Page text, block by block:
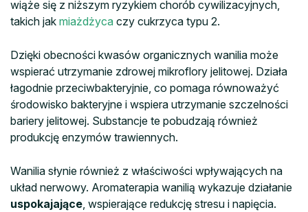
wiąże się z niższym ryzykiem chorób cywilizacyjnych,
takich jak miażdżyca czy cukrzyca typu 2.
Dzięki obecności kwasów organicznych wanilia może
wspierać utrzymanie zdrowej mikroflory jelitowej. Działa
łagodnie przeciwbakteryjnie, co pomaga równoważyć
środowisko bakteryjne i wspiera utrzymanie szczelności
bariery jelitowej. Substancje te pobudzają również
produkcję enzymów trawiennych.
Wanilia słynie również z właściwości wpływających na
układ nerwowy. Aromaterapia wanilią wykazuje działanie
uspokajające, wspierające redukcję stresu i napięcia.